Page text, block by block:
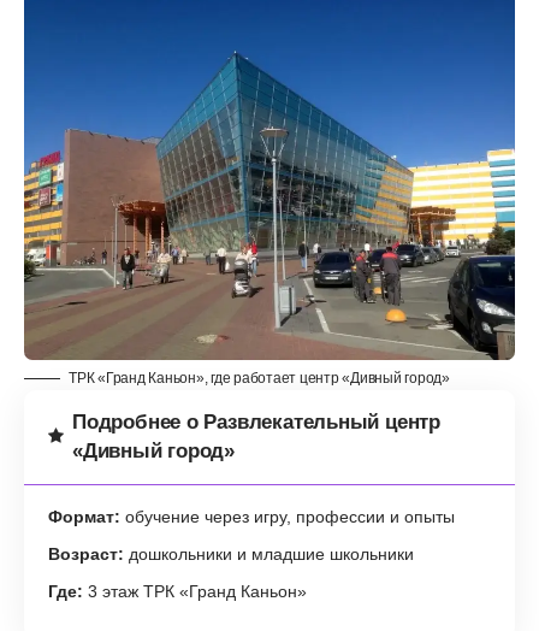
ТРК «Гранд Каньон», где работает центр «Дивный город»
Подробнее о Развлекательный центр
«Дивный город»
Формат: обучение через игру, профессии и опыты
Возраст: дошкольники и младшие школьники
Где: 3 этаж ТРК «Гранд Каньон»